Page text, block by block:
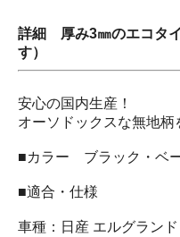
詳細 厚み3㎜のエコタ
す）
安心の国内生産！
オーソドックスな無地
■カラー ブラック・ベ
■適合・仕様
車種：日産 エルグランド